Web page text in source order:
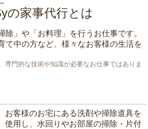
の家事代行とは
除 」や「 お料理 」を行うお仕事です。
て中の方など、様々なお客様の生活を
専門的な技術や知識が必要なお仕事ではありま
お客様のお宅にある洗剤や掃除道具を
使用し、水回りやお部屋の掃除・片付